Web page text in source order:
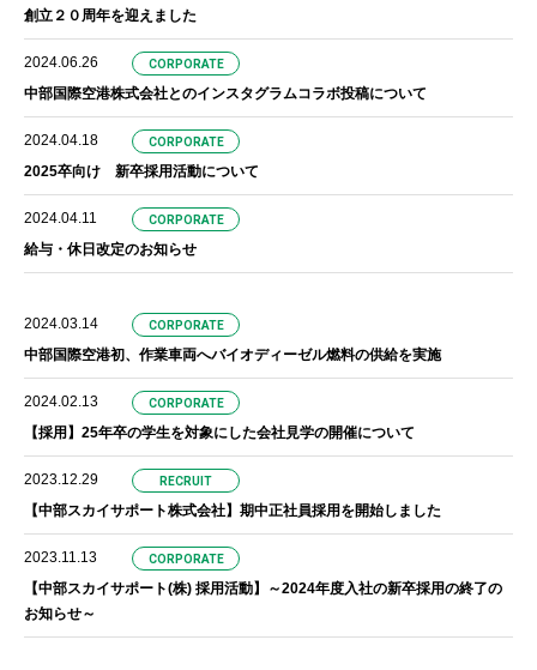
創立２０周年を迎えました
2024.06.26 CORPORATE
中部国際空港株式会社とのインスタグラムコラボ投稿について
2024.04.18 CORPORATE
2025卒向け 新卒採用活動について
2024.04.11 CORPORATE
給与・休日改定のお知らせ
2024.03.14 CORPORATE
中部国際空港初、作業車両へバイオディーゼル燃料の供給を実施
2024.02.13 CORPORATE
【採用】25年卒の学生を対象にした会社見学の開催について
2023.12.29 RECRUIT
【中部スカイサポート株式会社】期中正社員採用を開始しました
2023.11.13 CORPORATE
【中部スカイサポート(株) 採用活動】～2024年度入社の新卒採用の終了の
お知らせ～